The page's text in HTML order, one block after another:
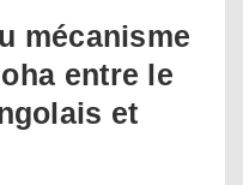
mécanisme
entre le
et